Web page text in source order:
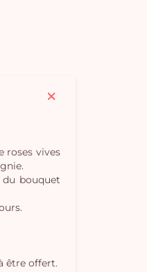
roses vives
du bouquet
être offert.